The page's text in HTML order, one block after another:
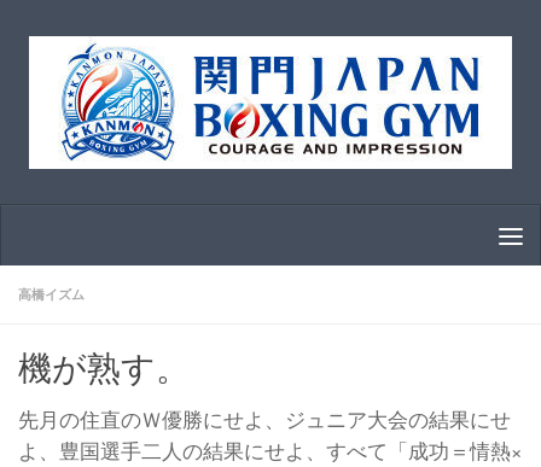
コンテンツへスキップ
高橋イズム
機が熟す。
先月の住直のＷ優勝にせよ、ジュニア大会の結果にせ
よ、豊国選手二人の結果にせよ、すべて「成功＝情熱×